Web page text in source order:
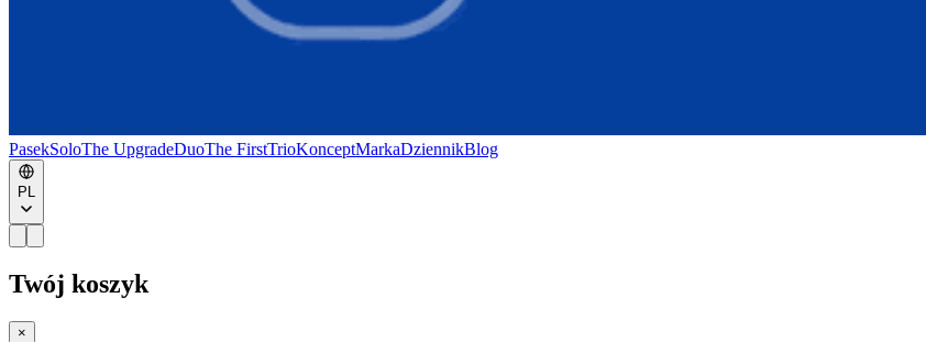
PasekSoloThe UpgradeDuoThe FirstTrioKonceptMarkaDziennikBlog
PL
Twój koszyk
×